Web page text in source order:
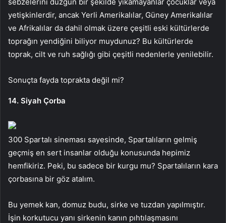
yetişkinlerdir, ancak Yerli Amerikalılar, Güney Amerikalılar
ve Afrikalılar da dahil olmak üzere çeşitli eski kültürlerde
toprağın yendiğini biliyor muydunuz? Bu kültürlerde
toprak, cilt ve ruh sağlığı gibi çeşitli nedenlerle yenilebilir.
Sonuçta fayda toprakta değil mi?
14. Siyah Çorba
300 Spartalı sineması sayesinde, Spartalıların gelmiş
geçmiş en sert insanlar olduğu konusunda hepimiz
hemfikiriz. Peki, bu sadece bir kurgu mu? Spartalıların kara
çorbasına bir göz atalım.
Bu yemek kan, domuz budu, sirke ve tuzdan yapılmıştır.
İşin korkutucu yanı sirkenin kanın pıhtılaşmasını